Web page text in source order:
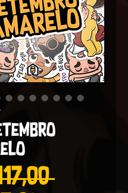
Preço